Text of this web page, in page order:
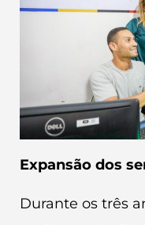
Expansão dos
Durante os três